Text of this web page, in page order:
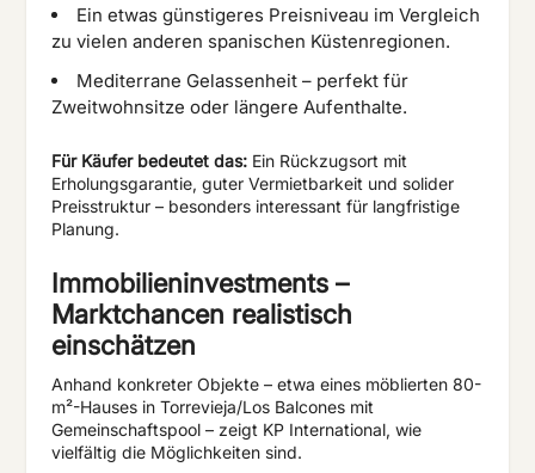
Ein etwas günstigeres Preisniveau im Vergleich
zu vielen anderen spanischen Küstenregionen.
Mediterrane Gelassenheit – perfekt für
Zweitwohnsitze oder längere Aufenthalte.
Für Käufer bedeutet das: Ein Rückzugsort mit
Erholungsgarantie, guter Vermietbarkeit und solider
Preisstruktur – besonders interessant für langfristige
Planung.
Immobilieninvestments –
Marktchancen realistisch
einschätzen
Anhand konkreter Objekte – etwa eines möblierten 80-
m²-Hauses in Torrevieja/Los Balcones mit
Gemeinschaftspool – zeigt KP International, wie
vielfältig die Möglichkeiten sind.